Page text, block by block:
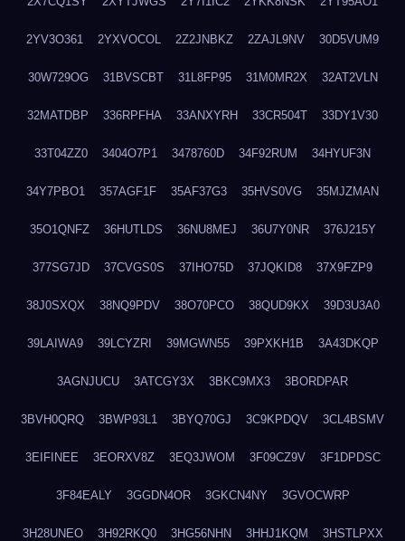
2YV3O361 2YXVOCOL 2Z2JNBKZ 2ZAJL9NV 30D5VUM9
30W729OG 31BVSCBT 31L8FP95 31M0MR2X 32AT2VLN
32MATDBP 336RPFHA 33ANXYRH 33CR504T 33DY1V30
33T04ZZ0 3404O7P1 3478760D 34F92RUM 34HYUF3N
34Y7PBO1 357AGF1F 35AF37G3 35HVS0VG 35MJZMAN
35O1QNFZ 36HUTLDS 36NU8MEJ 36U7Y0NR 376J215Y
377SG7JD 37CVGS0S 37IHO75D 37JQKID8 37X9FZP9
38J0SXQX 38NQ9PDV 38O70PCO 38QUD9KX 39D3U3A0
39LAIWA9 39LCYZRI 39MGWN55 39PXKH1B 3A43DKQP
3AGNJUCU 3ATCGY3X 3BKC9MX3 3BORDPAR
3BVH0QRQ 3BWP93L1 3BYQ70GJ 3C9KPDQV 3CL4BSMV
3EIFINEE 3EORXV8Z 3EQ3JWOM 3F09CZ9V 3F1DPDSC
3F84EALY 3GGDN4OR 3GKCN4NY 3GVOCWRP
3H28UNEO 3H92RKQ0 3HG56NHN 3HHJ1KQM 3HSTLPXX